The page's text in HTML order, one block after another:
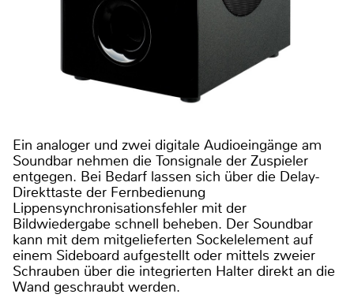
Ein analoger und zwei digitale Audioeingänge am
Soundbar nehmen die Tonsignale der Zuspieler
entgegen. Bei Bedarf lassen sich über die Delay-
Direkttaste der Fernbedienung
Lippensynchronisationsfehler mit der
Bildwiedergabe schnell beheben. Der Soundbar
kann mit dem mitgelieferten Sockelelement auf
einem Sideboard aufgestellt oder mittels zweier
Schrauben über die integrierten Halter direkt an die
Wand geschraubt werden.